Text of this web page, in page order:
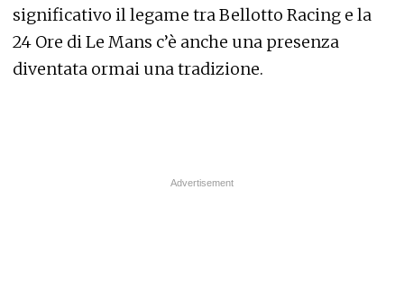
significativo il legame tra Bellotto Racing e la
24 Ore di Le Mans c’è anche una presenza
diventata ormai una tradizione.